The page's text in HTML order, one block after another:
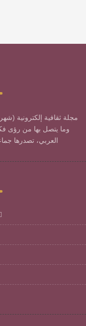
مجلة ثقافية إلكترونية
وما يتصل بها من رؤى
العربي، تصدرها